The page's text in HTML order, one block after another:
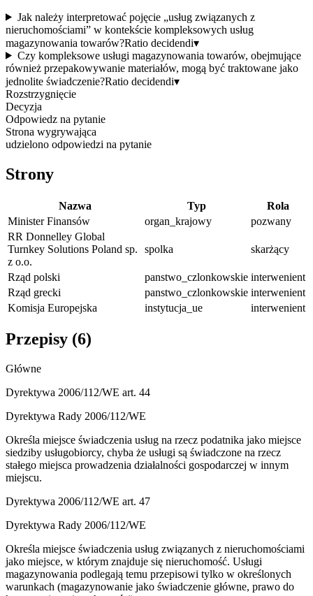
Jak należy interpretować pojęcie „usług związanych z
nieruchomościami” w kontekście kompleksowych usług
magazynowania towarów?Ratio decidendi▾
Czy kompleksowe usługi magazynowania towarów, obejmujące
również przepakowywanie materiałów, mogą być traktowane jako
jednolite świadczenie?Ratio decidendi▾
Rozstrzygnięcie
Decyzja
Odpowiedz na pytanie
Strona wygrywająca
udzielono odpowiedzi na pytanie
Strony
Nazwa Typ
Rola
Minister Finansów
organ_krajowy
pozwany
RR Donnelley Global
Turnkey Solutions Poland sp.
z o.o.
spolka skarżący
Rząd polski panstwo_czlonkowskie interwenient
Rząd grecki
panstwo_czlonkowskie interwenient
Komisja Europejska
instytucja_ue interwenient
Przepisy (6)
Główne
Dyrektywa 2006/112/WE art. 44
Dyrektywa Rady 2006/112/WE
Określa miejsce świadczenia usług na rzecz podatnika jako miejsce
siedziby usługobiorcy, chyba że usługi są świadczone na rzecz
stałego miejsca prowadzenia działalności gospodarczej w innym
miejscu.
Dyrektywa 2006/112/WE art. 47
Dyrektywa Rady 2006/112/WE
Określa miejsce świadczenia usług związanych z nieruchomościami
jako miejsce, w którym znajduje się nieruchomość. Usługi
magazynowania podlegają temu przepisowi tylko w określonych
warunkach (magazynowanie jako świadczenie główne, prawo do